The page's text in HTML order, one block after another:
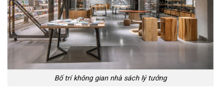
Bố trí không gian nhà sách lý tưởng